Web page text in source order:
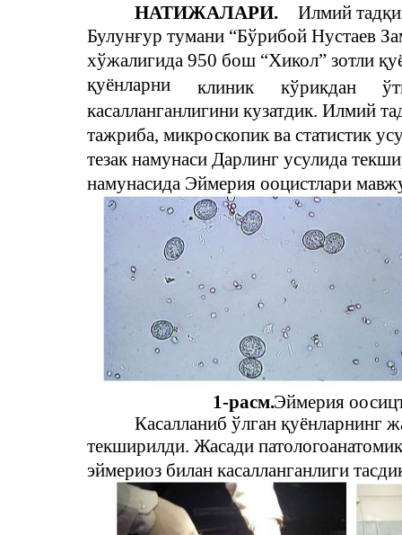
НАТИЖАЛАРИ.
Илмий
Булунғур тумани “Бўрибой Нустаев
хўжалигида 950 бош “Хикол” зотли
қуёнларни
клиник кўрикдан
касалланганлигини кузатдик. Илмий
тажриба, микроскопик ва статистик
тезак намунаси Дарлинг усулида
намунасида Эймерия ооцистлари
1-расм.Эймерия
Касалланиб ўлган қуёнларнинг
текширилди. Жасади
эймериоз билан касалланганлиги